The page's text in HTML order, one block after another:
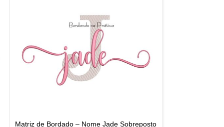
Matriz de Bordado – Nome Jade Sobreposto